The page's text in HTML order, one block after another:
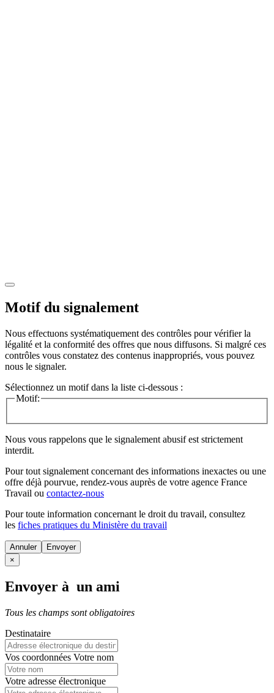
Motif du signalement
Nous effectuons systématiquement des contrôles pour vérifier la
légalité et la conformité des offres que nous diffusons. Si malgré ces
contrôles vous constatez des contenus inappropriés, vous pouvez
nous le signaler.
Sélectionnez un motif dans la liste ci-dessous :
Motif:
Nous vous rappelons que le signalement abusif est strictement
interdit.
Pour tout signalement concernant des informations inexactes ou une
offre déjà pourvue, rendez-vous auprès de votre agence France
Travail ou contactez-nous
Pour toute information concernant le droit du travail, consultez
les fiches pratiques du Ministère du travail
Annuler
×
Envoyer à un ami
Tous les champs sont obligatoires
Destinataire
Vos coordonnées Votre nom
Votre adresse électronique